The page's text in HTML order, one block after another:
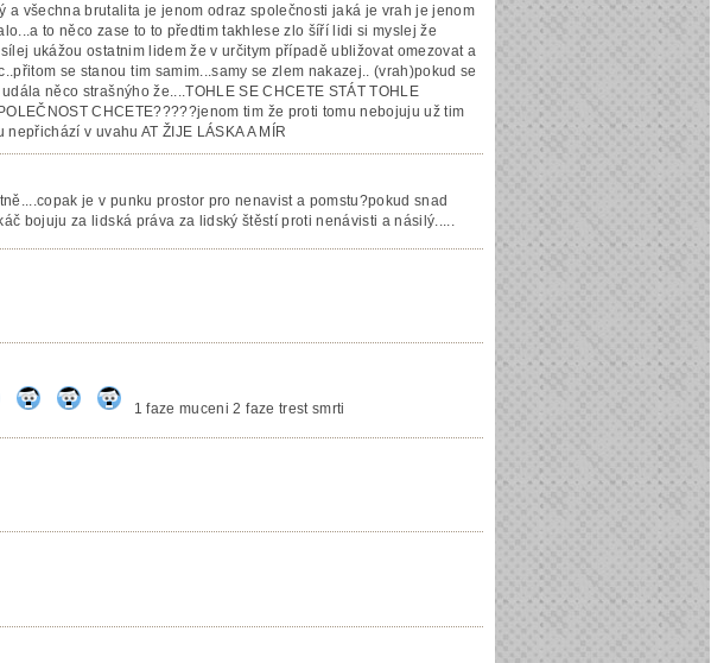
a všechna brutalita je jenom odraz společnosti jaká je vrah je jenom
to něco zase to to předtim takhlese zlo šíří lidi si myslej že
ukážou ostatnim lidem že v určitym případě ubližovat omezovat a
se stanou tim samim...samy se zlem nakazej.. (vrah)pokud se
něco strašnýho že....TOHLE SE CHCETE STÁT TOHLE
CHCETE?????jenom tim že proti tomu nebojuju už tim
v uvahu AT ŽIJE LÁSKA A MÍR
je v punku prostor pro nenavist a pomstu?pokud snad
bojuju za lidská práva za lidský štěstí proti nenávisti a násilý.....
1 faze muceni 2 faze trest smrti